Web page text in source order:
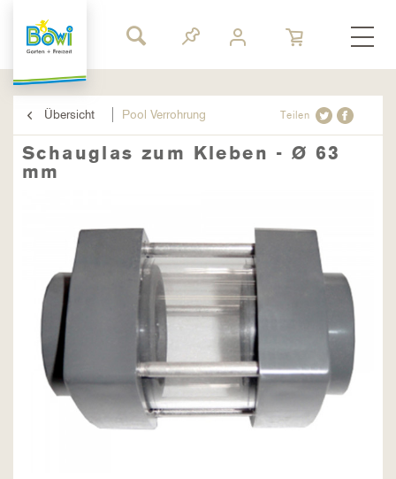
Übersicht Pool Verrohrung Teilen
Schauglas zum Kleben - Ø 63
mm